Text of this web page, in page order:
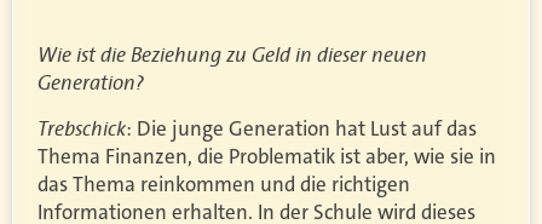
Wie ist die Beziehung zu Geld in dieser neuen
Generation?
Trebschick: Die junge Generation hat Lust auf das
Thema Finanzen, die Problematik ist aber, wie sie in
das Thema reinkommen und die richtigen
Informationen erhalten. In der Schule wird dieses